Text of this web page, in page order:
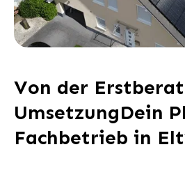
Von der
UmsetzungDein
Fachbetrieb in